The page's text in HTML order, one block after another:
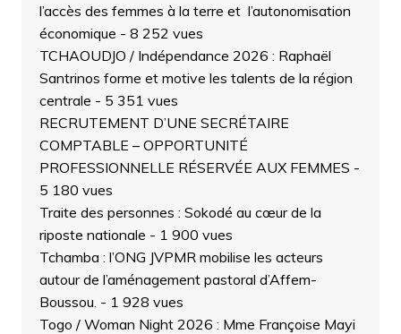
l’accès des femmes à la terre et l’autonomisation
économique - 8 252 vues
TCHAOUDJO / Indépendance 2026 : Raphaël
Santrinos forme et motive les talents de la région
centrale - 5 351 vues
RECRUTEMENT D’UNE SECRÉTAIRE
COMPTABLE – OPPORTUNITÉ
PROFESSIONNELLE RÉSERVÉE AUX FEMMES -
5 180 vues
Traite des personnes : Sokodé au cœur de la
riposte nationale - 1 900 vues
Tchamba : l’ONG JVPMR mobilise les acteurs
autour de l’aménagement pastoral d’Affem-
Boussou. - 1 928 vues
Togo / Woman Night 2026 : Mme Françoise Mayi